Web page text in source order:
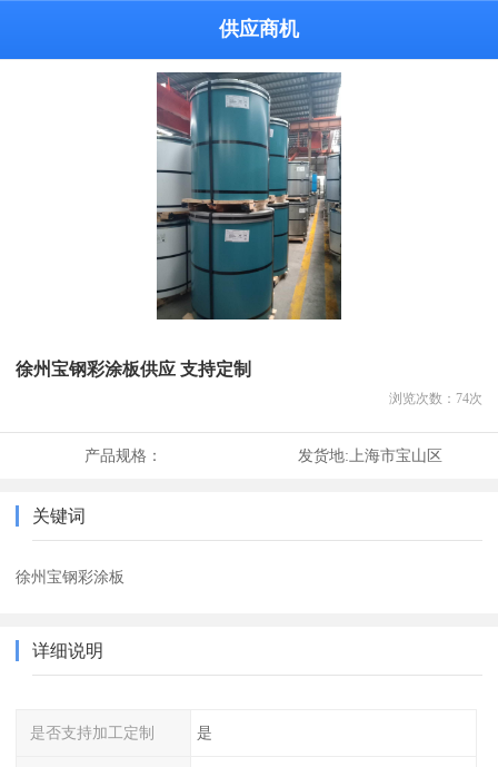
供应商机
徐州宝钢彩涂板供应 支持定制
浏览次数： 74次
产品规格： 发货地:上海市宝山区
关键词
徐州宝钢彩涂板
详细说明
是否支持加工定制 是